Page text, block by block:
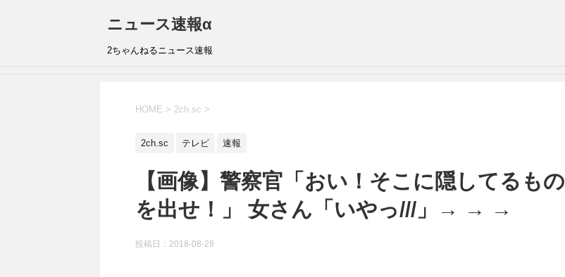
ニュース速報α
2ちゃんねるニュース速報
HOME > 2ch.sc >
2ch.sc テレビ 速報
【画像】警察官「おい！そこに隠してるもの
を出せ！」 女さん「いやっ///」→ → →
投稿日： 2018-08-28